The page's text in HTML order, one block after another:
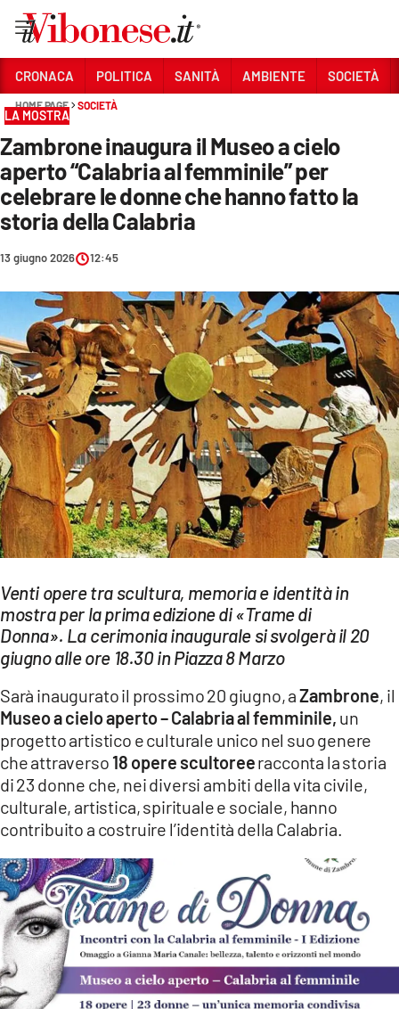
Sezioni
CRONACA
POLITICA
SANITÀ
AMBIENTE
SOCIETÀ
CULTURA
ECONOMIA E LAVORO
EVENTI
SPORT
Streaming
LAC TV
LAC ONAIR
LaC
LACPLAY.IT
LACTV.IT
LACONAIR.IT
LACITYMAG.IT
ILREGGINO.IT
COSENZACHANNEL.IT
ILVIBONESE.IT
CATANZAROCHANNEL.IT
CRONACA POLITICA SANITÀ AMBIENTE SOCIETÀ
HOME PAGE SOCIETÀ
LA MOSTRA
Zambrone inaugura il Museo a cielo
aperto “Calabria al femminile” per
celebrare le donne che hanno fatto la
storia della Calabria
13 giugno 2026 12:45
Venti opere tra scultura, memoria e identità in
mostra per la prima edizione di «Trame di
Donna». La cerimonia inaugurale si svolgerà il 20
giugno alle ore 18.30 in Piazza 8 Marzo
Sarà inaugurato il prossimo 20 giugno, aZambrone, il
Museo a cielo aperto – Calabria al femminile, un
progetto artistico e culturale unico nel suo genere
che attraverso 18 opere scultoreeracconta la storia
di 23 donne che, nei diversi ambiti della vita civile,
culturale, artistica, spirituale e sociale, hanno
contribuito a costruire l’identità della Calabria.